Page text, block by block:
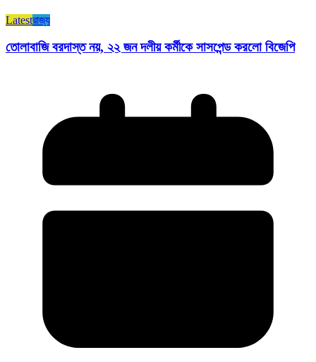
Latestরাজ্য​
তোলাবাজি বরদাস্ত নয়, ২২ জন দলীয় কর্মীকে সাসপেন্ড করলো বিজেপি